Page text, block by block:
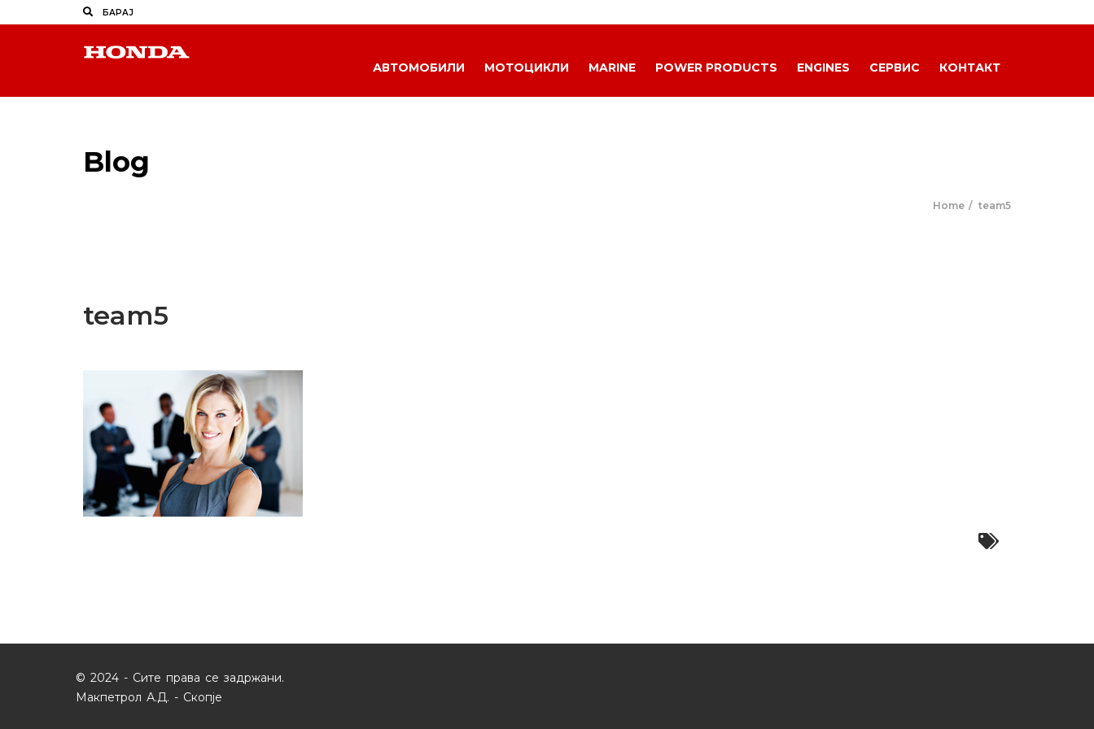
АВТОМОБИЛИ МОТОЦИКЛИ MARINE POWER PRODUCTS ENGINES СЕРВИС КОНТАКТ
Blog
Home team5
team5
© 2024 - Сите права се задржани.
Макпетрол А.Д. - Скопје